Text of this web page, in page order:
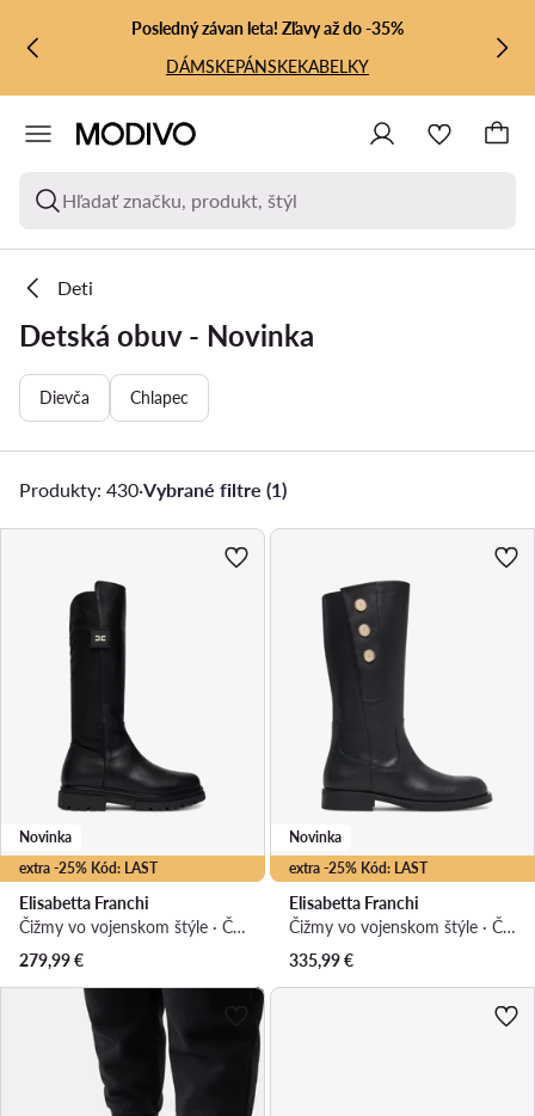
PREJSŤ NA HLAVNÝ OBSAH
PREJSŤ NA VYHĽADÁVANIE
Posledný závan leta! Zľavy až do -35%
DÁMSKEPÁNSKEKABELKY
Hľadať značku, produkt, štýl
Deti
Detská obuv - Novinka
Dievča Chlapec
Produkty: 430·Vybrané filtre (1)
extra -25% Kód: LAST
Novinka
Elisabetta Franchi
Čižmy vo vojenskom štýle · Čierna
279,99€
extra -25% Kód: LAST
Novinka
Elisabetta Franchi
Čižmy vo vojenskom štýle · Čierna
335,99€